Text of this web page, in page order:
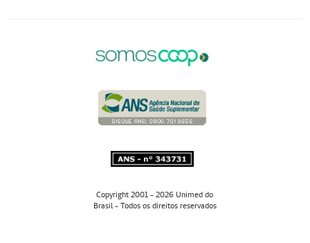
Copyright 2001 - 2026 Unimed do
Brasil - Todos os direitos reservados